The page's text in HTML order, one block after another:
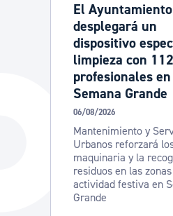
Deporte
La ciudad
La ciudad ahora
Descubre la ciudad
El Ayuntamiento
desplegará un
dispositivo
limpieza con 112
profesionales en
Semana Grande
06/08/2026
Mantenimiento y
Urbanos reforzará
maquinaria y la
residuos en las
actividad festiva en
Grande